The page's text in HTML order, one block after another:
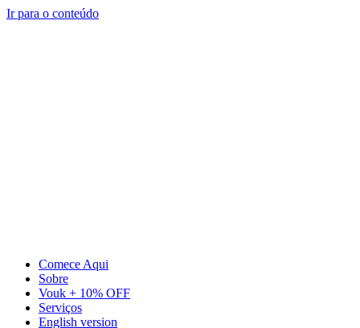
Ir para o conteúdo
Comece Aqui
Sobre
Vouk + 10% OFF
Serviços
English version